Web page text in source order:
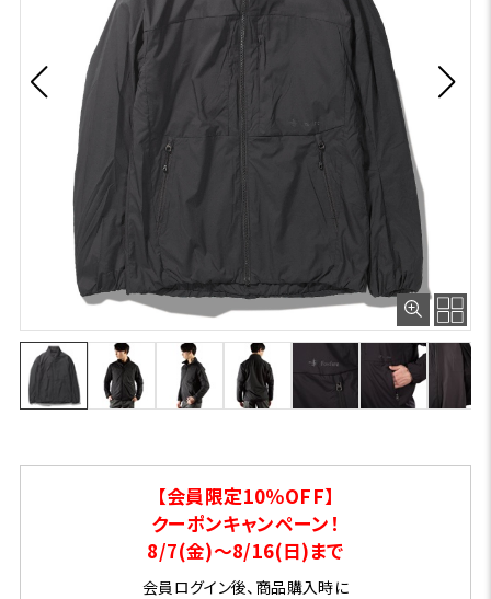
【会員限定10％OFF】
クーポンキャンペーン！
8/7(金)～8/16(日)まで
会員ログイン後、商品購入時に